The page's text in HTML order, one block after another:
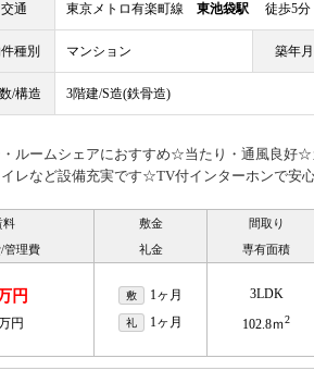
交通 東京メトロ有楽町線 東池袋駅 徒歩5分
種別 マンション 築年月
/構造 3階建/S造(鉄骨造)
ルームシェアにおすすめ☆当たり・通風良好☆
レなど設備充実です☆TV付インターホンで
料
管理費
敷金
礼金
間取り
専有面積
円
円
敷 1ヶ月
礼 1ヶ月
3LDK
102.8ｍ2